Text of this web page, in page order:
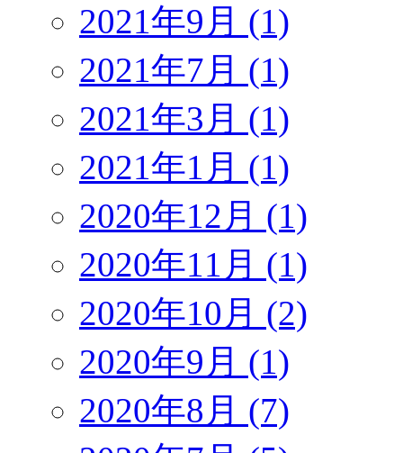
2021年9月 (1)
2021年7月 (1)
2021年3月 (1)
2021年1月 (1)
2020年12月 (1)
2020年11月 (1)
2020年10月 (2)
2020年9月 (1)
2020年8月 (7)